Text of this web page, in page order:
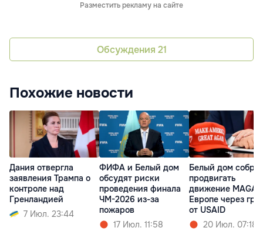
Разместить рекламу на сайте
Обсуждения 21
Похожие новости
Дания отвергла
заявления Трампа о
контроле над
Гренландией
7 Июл. 23:44
ФИФА и Белый дом
обсудят риски
проведения финала
ЧМ-2026 из-за
пожаров
17 Июл. 11:58
Белый дом
продвигать
движение MAGA
Европе через
от USAID
20 Июл. 07:18